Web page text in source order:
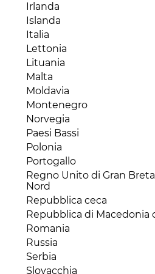
Libia
Madagascar
Malawi
Mali
Marocco
Mauritania
Mauritius
Mozambico
Niger
Nigeria
Repubblica Centraficana
Repubblica del Congo
Repubblica Democratica
Ruanda
Senegal
Seychelles
Sierra Leone
Somalia
Sud Africa
Messico
Nicaragua
Panama
Paraguay
Perù
Repubblica Dominicana
Saint Lucia
Stati Uniti
Suriname
Trinidad e Tobago
Uruguay
Venezuela
Iraq
Israele
Kazakhstan
Kirghizistan
Kuwait
Laos
Libano
Macao
Malesia
Mongolia
Myanmar
Oman
Pakistan
Palestina
Qatar
Repubblica popolare
Singapore
Siria
Sri Lanka
Irlanda
Islanda
Italia
Lettonia
Lituania
Malta
Moldavia
Montenegro
Norvegia
Paesi Bassi
Polonia
Portogallo
Regno Unito di Gran
Nord
Repubblica ceca
Repubblica di Macedonia
Romania
Russia
Serbia
Slovacchia